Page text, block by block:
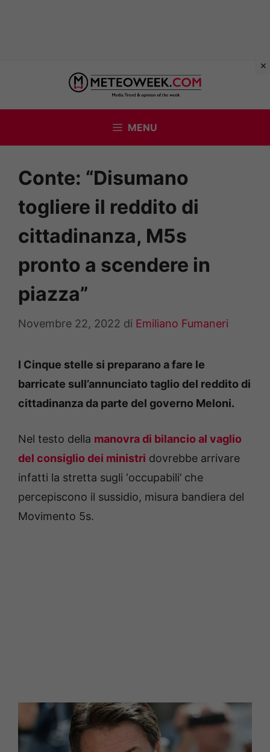
contenuto
MENU
Conte: “Disumano
togliere il reddito di
cittadinanza, M5s
pronto a scendere in
piazza”
Novembre 22, 2022 di Emiliano Fumaneri
I Cinque stelle si preparano a fare le
barricate sull’annunciato taglio del reddito di
cittadinanza da parte del governo Meloni.
Nel testo della manovra di bilancio al vaglio
del consiglio dei ministri dovrebbe arrivare
infatti la stretta sugli ‘occupabili’ che
percepiscono il sussidio, misura bandiera del
Movimento 5s.